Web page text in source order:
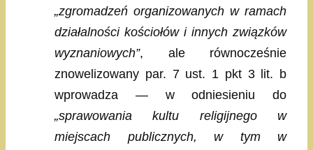
„zgromadzeń organizowanych w ramach
działalności kościołów i innych związków
wyznaniowych”, ale równocześnie
znowelizowany par. 7 ust. 1 pkt 3 lit. b
wprowadza — w odniesieniu do
„sprawowania kultu religijnego w
miejscach publicznych, w tym w